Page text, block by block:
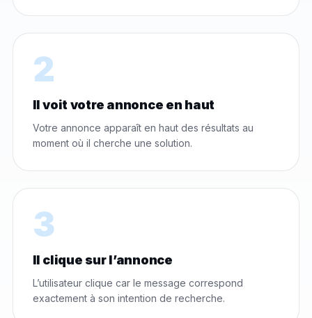
2
Il voit votre annonce en haut
Votre annonce apparaît en haut des résultats au
moment où il cherche une solution.
3
Il clique sur l’annonce
L’utilisateur clique car le message correspond
exactement à son intention de recherche.